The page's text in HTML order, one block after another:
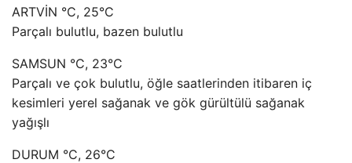
ARTVİN °C, 25°C
Parçalı bulutlu, bazen bulutlu
SAMSUN °C, 23°C
Parçalı ve çok bulutlu, öğle saatlerinden itibaren iç
kesimleri yerel sağanak ve gök gürültülü sağanak
yağışlı
DURUM °C, 26°C